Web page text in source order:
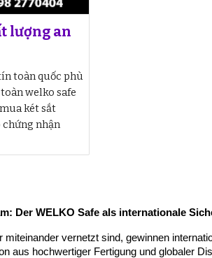
lượng an
toàn quốc phù
welko safe
két sắt
chứng nhận
Der WELKO Safe als internationale
vernetzt sind, gewinnen
aus hochwertiger Fertigung und globaler